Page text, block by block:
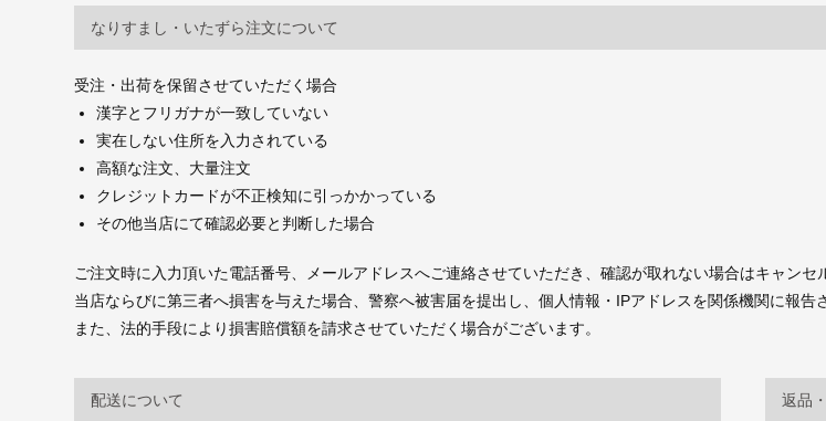
なりすまし・いたずら注文について
受注・出荷を保留させていただく場合
漢字とフリガナが一致していない
実在しない住所を入力されている
高額な注文、大量注文
クレジットカードが不正検知に引っかかっている
その他当店にて確認必要と判断した場合
ご注文時に入力頂いた電話番号、メールアドレスへご連絡させていただき、確認が取れない場合はキャンセ
当店ならびに第三者へ損害を与えた場合、警察へ被害届を提出し、個人情報・IPアドレスを関係機関に報告
また、法的手段により損害賠償額を請求させていただく場合がございます。
配送について 返品